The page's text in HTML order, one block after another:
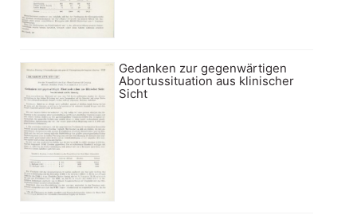
Gedanken zur gegenwärtigen
Abortussituation aus klinischer
Sicht